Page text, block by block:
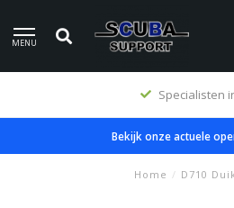
MENU
Specialisten
Bekijk onze actuele
Home / D710